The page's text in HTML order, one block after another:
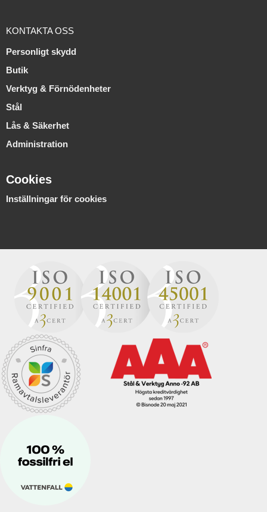
KONTAKTA OSS
Personligt skydd
Butik
Verktyg & Förnödenheter
Stål
Lås & Säkerhet
Administration
Cookies
Inställningar för cookies